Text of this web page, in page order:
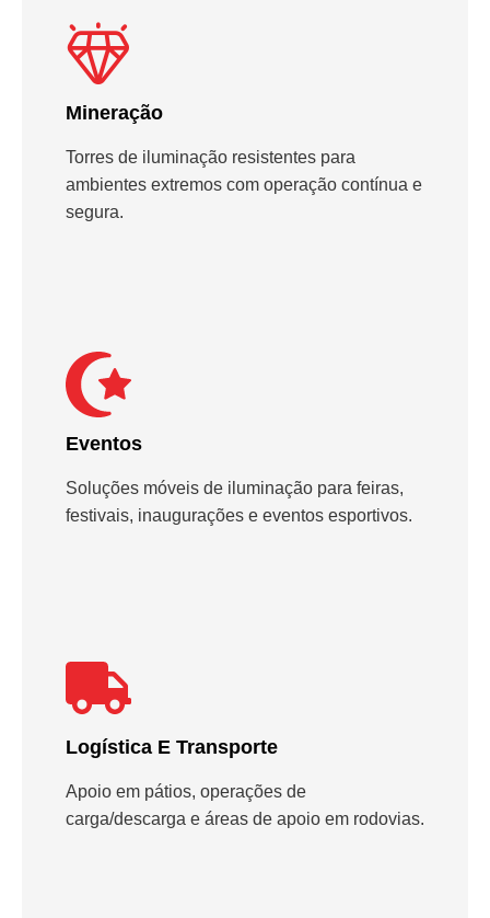
Mineração
Torres de iluminação resistentes para
ambientes extremos com operação contínua e
segura.
Eventos
Soluções móveis de iluminação para feiras,
festivais, inaugurações e eventos esportivos.
Logística E Transporte
Apoio em pátios, operações de
carga/descarga e áreas de apoio em rodovias.